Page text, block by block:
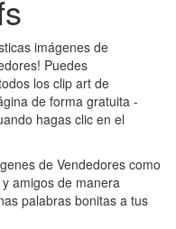
imágenes de
Puedes
los clip art de
de forma gratuita -
hagas clic en el
de Vendedores como
amigos de manera
palabras bonitas a tus